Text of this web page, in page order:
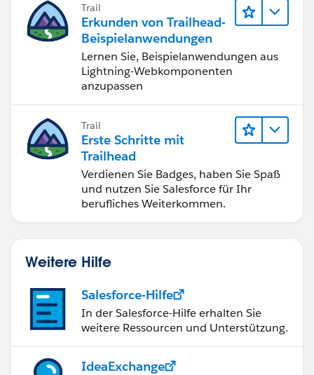
Trail
Erkunden von Trailhead-
Beispielanwendungen
Lernen Sie, Beispielanwendungen aus
Lightning-Webkomponenten
anzupassen
Trail
Erste Schritte mit
Trailhead
Verdienen Sie Badges, haben Sie Spaß
und nutzen Sie Salesforce für Ihr
berufliches Weiterkommen.
Weitere Hilfe
Salesforce-Hilfe
In der Salesforce-Hilfe erhalten Sie
weitere Ressourcen und Unterstützung.
IdeaExchange